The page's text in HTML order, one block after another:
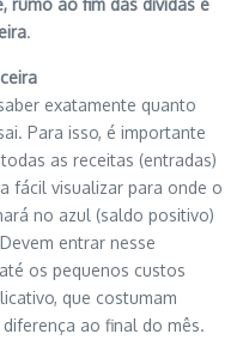
rumo ao fim das dívidas e
.
exatamente quanto
Para isso, é importante
as receitas (entradas)
fácil visualizar para onde o
no azul (saldo positivo)
entrar nesse
os pequenos custos
que costumam
ao final do mês.